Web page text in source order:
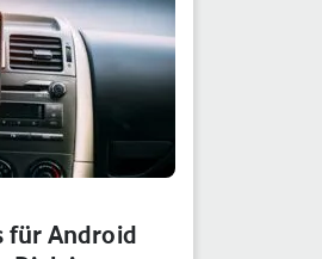
für Android